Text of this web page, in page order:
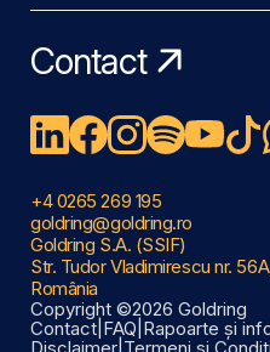
Contact
+4 0265 269 195
goldring@goldring.ro
Goldring S.A. (SSIF)
Str. Tudor Vladimirescu nr.
România
Copyright ©2026 Goldring
Contact FAQ Rapoarte și